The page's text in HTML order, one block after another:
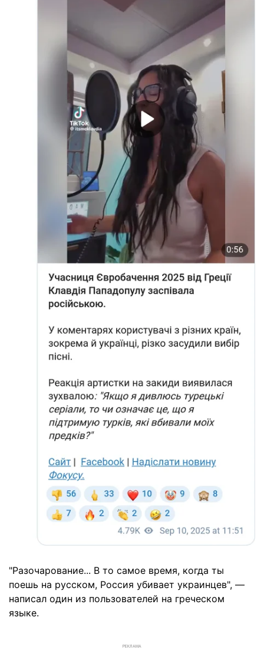
"Разочарование... В то самое время, когда ты
поешь на русском, Россия убивает украинцев", —
написал один из пользователей на греческом
языке.
РЕКЛАМА